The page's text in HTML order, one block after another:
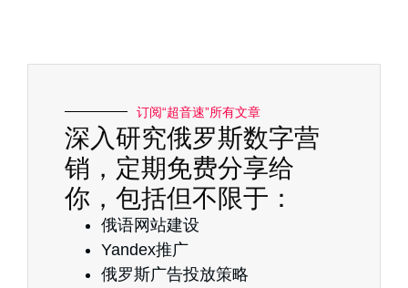
订阅“超音速”所有文章
深入研究俄罗斯数字营
销，定期免费分享给
你，包括但不限于：
俄语网站建设
Yandex推广
俄罗斯广告投放策略